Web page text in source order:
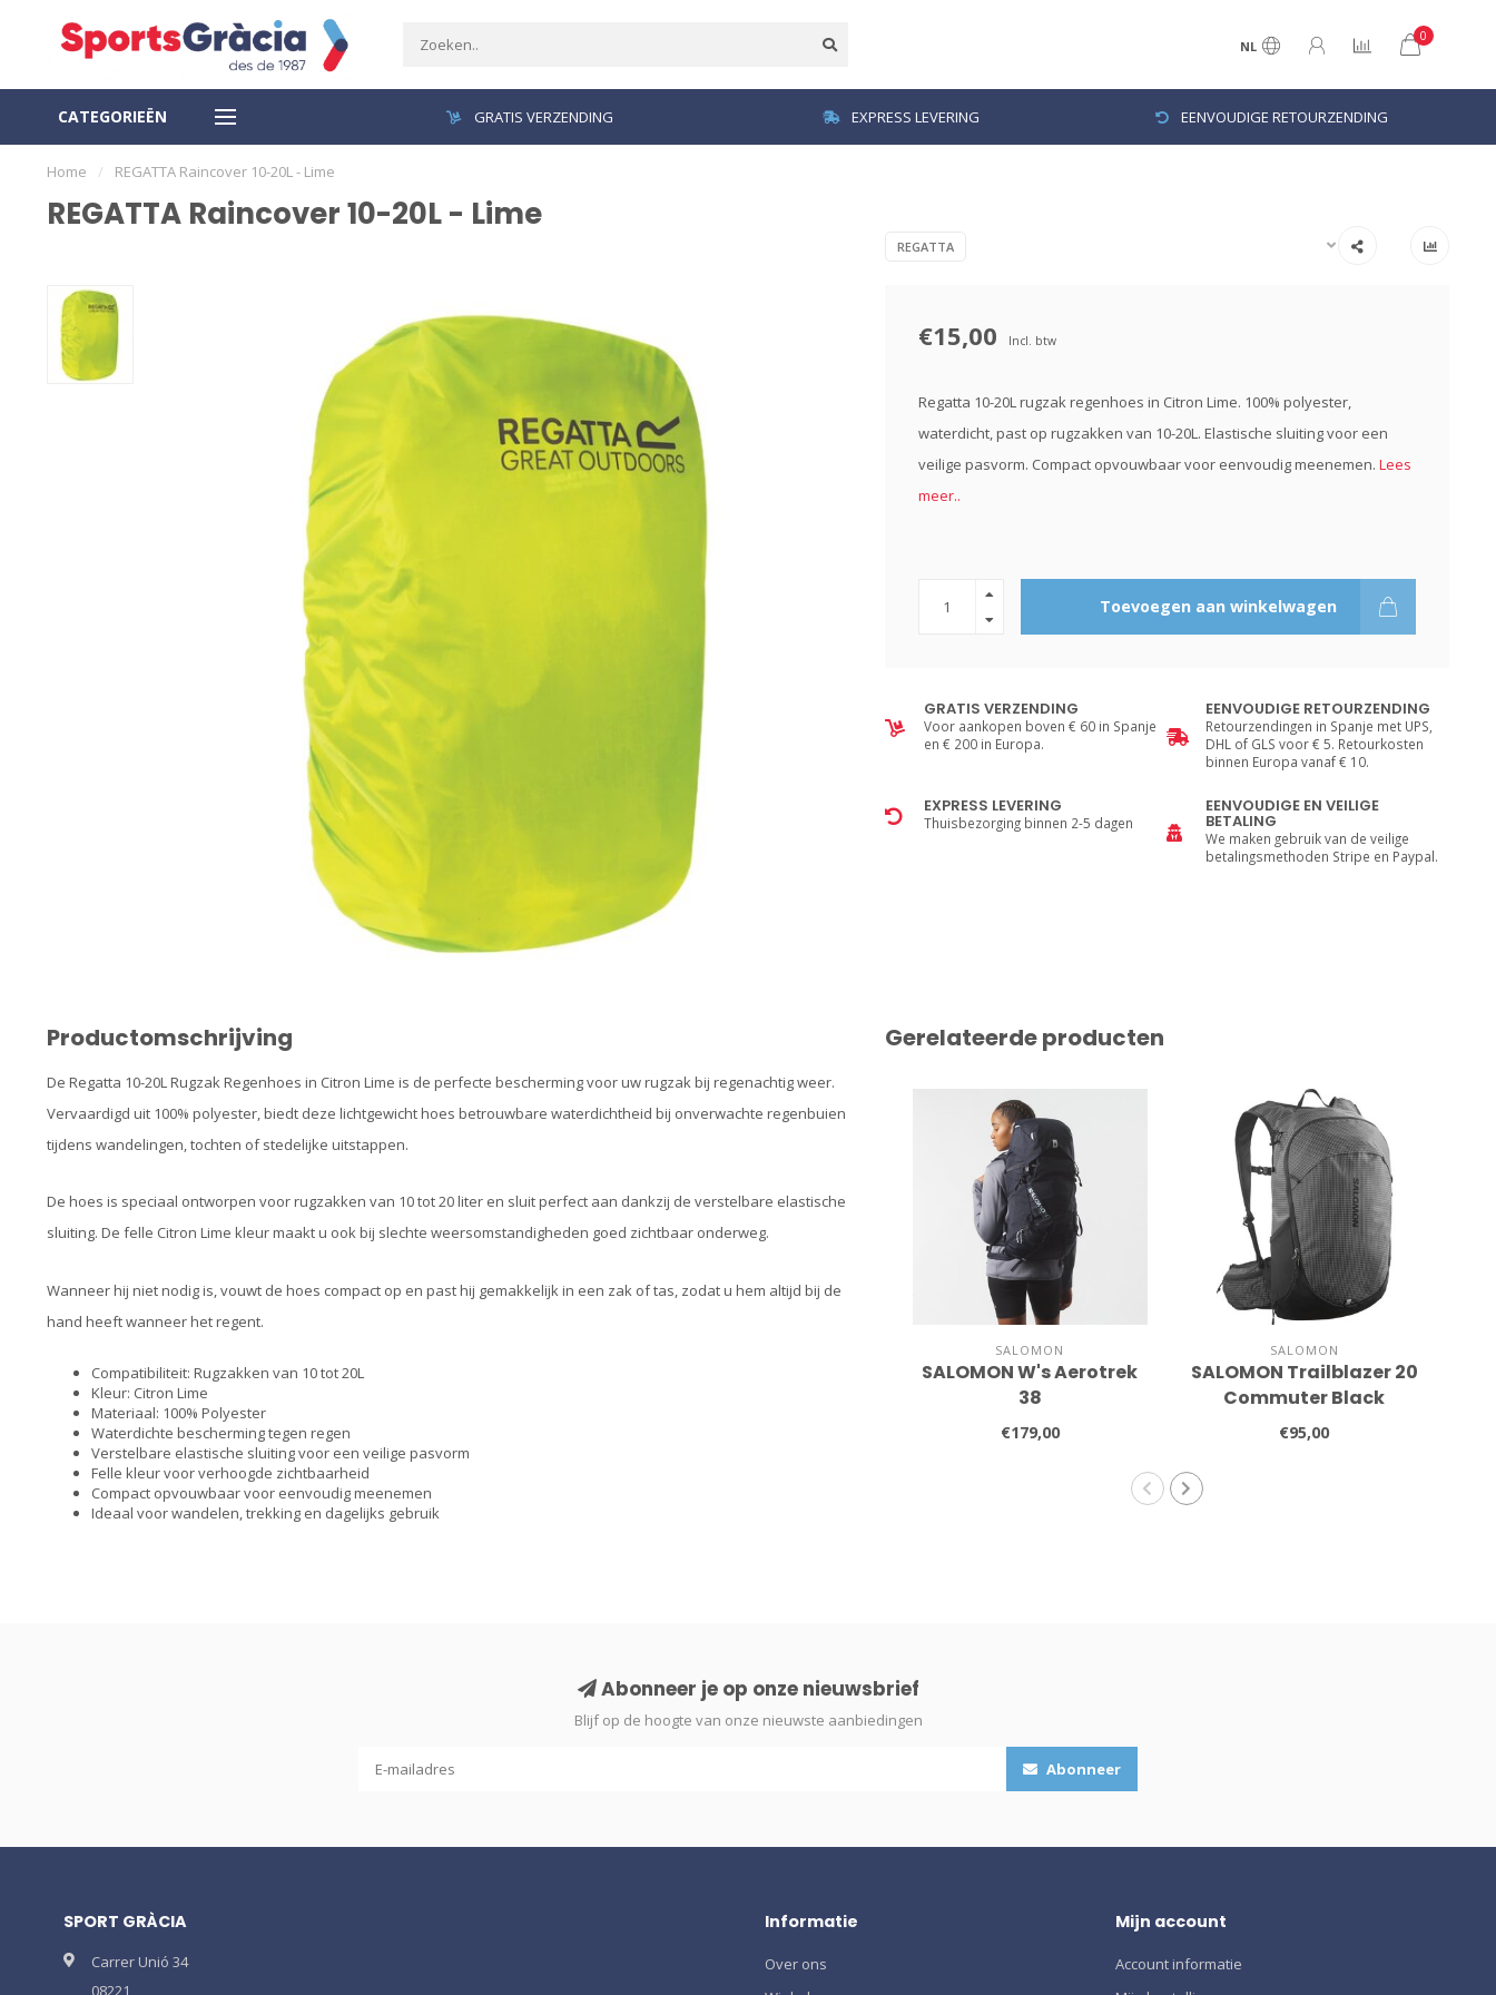
NL
0
CATEGORIEËN
VEILIGE BETALING GRATIS VERZENDING EXPRESS LEVERING EENVOUDIGE RETOURZENDING
Home / REGATTA Raincover 10-20L - Lime
REGATTA Raincover 10-20L - Lime
REGATTA
€15,00 Incl. btw
Regatta 10-20L rugzak regenhoes in Citron Lime. 100% polyester,
waterdicht, past op rugzakken van 10-20L. Elastische sluiting voor een
veilige pasvorm. Compact opvouwbaar voor eenvoudig meenemen. Lees
meer..
Toevoegen aan winkelwagen
GRATIS VERZENDING
Voor aankopen boven € 60 in Spanje
en € 200 in Europa.
EENVOUDIGE RETOURZENDING
Retourzendingen in Spanje met UPS,
DHL of GLS voor € 5. Retourkosten
binnen Europa vanaf € 10.
EXPRESS LEVERING
Thuisbezorging binnen 2-5 dagen
EENVOUDIGE EN VEILIGE
BETALING
We maken gebruik van de veilige
betalingsmethoden Stripe en Paypal.
Productomschrijving
De Regatta 10-20L Rugzak Regenhoes in Citron Lime is de perfecte bescherming voor uw rugzak bij regenachtig weer.
Vervaardigd uit 100% polyester, biedt deze lichtgewicht hoes betrouwbare waterdichtheid bij onverwachte regenbuien
tijdens wandelingen, tochten of stedelijke uitstappen.
De hoes is speciaal ontworpen voor rugzakken van 10 tot 20 liter en sluit perfect aan dankzij de verstelbare elastische
sluiting. De felle Citron Lime kleur maakt u ook bij slechte weersomstandigheden goed zichtbaar onderweg.
Wanneer hij niet nodig is, vouwt de hoes compact op en past hij gemakkelijk in een zak of tas, zodat u hem altijd bij de
hand heeft wanneer het regent.
Compatibiliteit: Rugzakken van 10 tot 20L
Kleur: Citron Lime
Materiaal: 100% Polyester
Waterdichte bescherming tegen regen
Verstelbare elastische sluiting voor een veilige pasvorm
Felle kleur voor verhoogde zichtbaarheid
Compact opvouwbaar voor eenvoudig meenemen
Ideaal voor wandelen, trekking en dagelijks gebruik
Gerelateerde producten
SALOMON
SALOMON W's Aerotrek
38
€179,00
SALOMON
SALOMON Trailblazer 20
Commuter Black
€95,00
Abonneer je op onze nieuwsbrief
Blijf op de hoogte van onze nieuwste aanbiedingen
Abonneer
SPORT GRÀCIA
Carrer Unió 34
08221
Informatie
Over ons
Mijn account
Account informatie